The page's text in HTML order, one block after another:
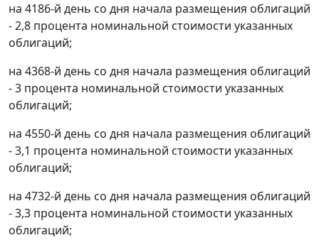
на 4186-й день со дня начала размещения облигаций
- 2,8 процента номинальной стоимости указанных
облигаций;
на 4368-й день со дня начала размещения облигаций
- 3 процента номинальной стоимости указанных
облигаций;
на 4550-й день со дня начала размещения облигаций
- 3,1 процента номинальной стоимости указанных
облигаций;
на 4732-й день со дня начала размещения облигаций
- 3,3 процента номинальной стоимости указанных
облигаций;